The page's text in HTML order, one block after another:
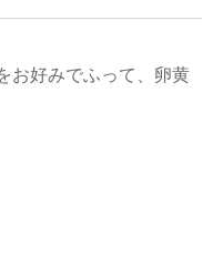
お好みでふって、卵黄